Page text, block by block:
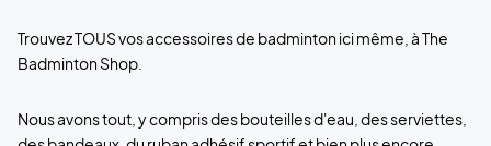
Trouvez TOUS vos accessoires de badminton ici même, à The
Badminton Shop.
Nous avons tout, y compris des bouteilles d'eau, des serviettes,